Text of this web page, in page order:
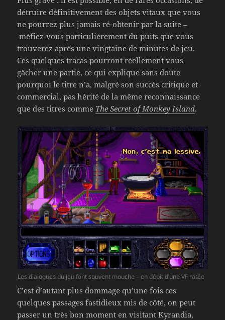
détruire définitivement des objets vitaux que vous
ne pourrez plus jamais ré-obtenir par la suite –
méfiez-vous particulièrement du puits que vous
trouverez après une vingtaine de minutes de jeu.
Ces quelques tracas pourront réellement vous
gâcher une partie, ce qui explique sans doute
pourquoi le titre n’a, malgré son succès critique et
commercial, pas hérité de la même reconnaissance
que des titres comme The Secret of Monkey Island.
Les dialogues du jeu font souvent mouche – en dépit d’une VF ratée
C’est d’autant plus dommage qu’une fois ces
quelques passages fastidieux mis de côté, on peut
passer un très bon moment en visitant Kyrandia,